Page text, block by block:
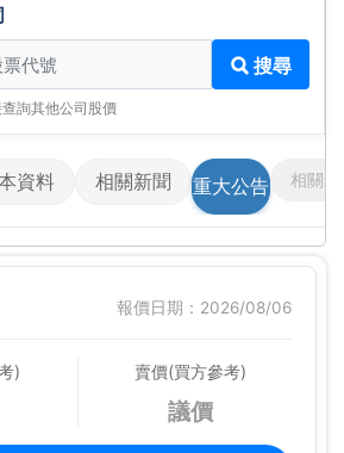
搜尋
詢其他公司股價
資料 相關新聞 重大公告 相關影
報價日期：2026/08/06
) 賣價(買方參考)
議價